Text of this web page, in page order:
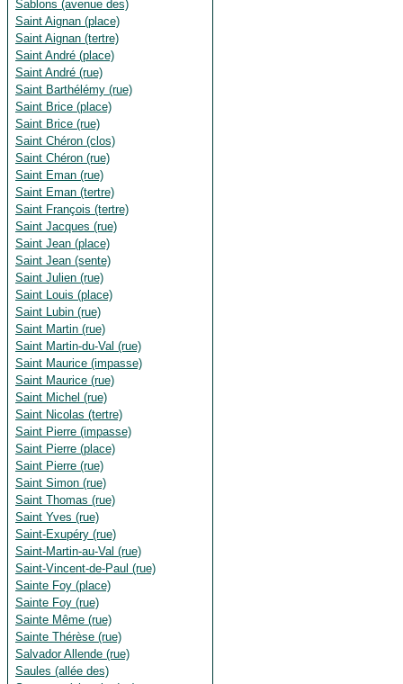
Sablons (avenue des)
Saint Aignan (place)
Saint Aignan (tertre)
Saint André (place)
Saint André (rue)
Saint Barthélémy (rue)
Saint Brice (place)
Saint Brice (rue)
Saint Chéron (clos)
Saint Chéron (rue)
Saint Eman (rue)
Saint Eman (tertre)
Saint François (tertre)
Saint Jacques (rue)
Saint Jean (place)
Saint Jean (sente)
Saint Julien (rue)
Saint Louis (place)
Saint Lubin (rue)
Saint Martin (rue)
Saint Martin-du-Val (rue)
Saint Maurice (impasse)
Saint Maurice (rue)
Saint Michel (rue)
Saint Nicolas (tertre)
Saint Pierre (impasse)
Saint Pierre (place)
Saint Pierre (rue)
Saint Simon (rue)
Saint Thomas (rue)
Saint Yves (rue)
Saint-Exupéry (rue)
Saint-Martin-au-Val (rue)
Saint-Vincent-de-Paul (rue)
Sainte Foy (place)
Sainte Foy (rue)
Sainte Même (rue)
Sainte Thérèse (rue)
Salvador Allende (rue)
Saules (allée des)